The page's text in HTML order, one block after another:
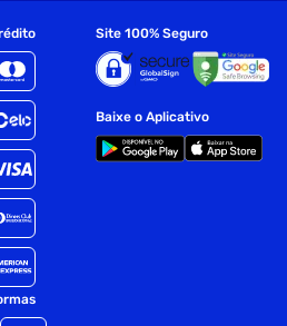
Site 100% Seguro
Baixe o Aplicativo